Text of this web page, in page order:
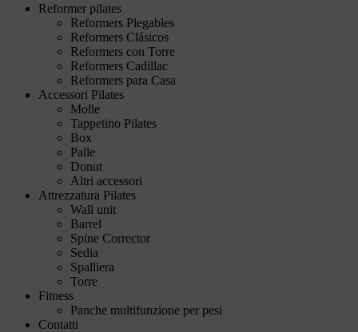
Reformer pilates
Reformers Plegables
Reformers Clásicos
Reformers con Torre
Reformers Cadillac
Reformers para Casa
Accessori Pilates
Molle
Tappetino Pilates
Box
Palle
Donut
Altri accessori
Attrezzatura Pilates
Wall unit
Barrel
Spine Corrector
Sedia
Spalliera
Torre
Fitness
Panche multifunzione per pesi
Contatti